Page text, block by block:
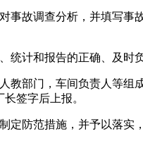
事故调查分析，并填写
统计和报告的正确、及时
教部门，车间负责人等
签字后上报。
定防范措施，并予以落实